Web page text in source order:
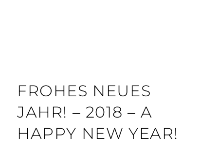
FROHES NEUES
JAHR! – 2018 – A
HAPPY NEW YEAR!